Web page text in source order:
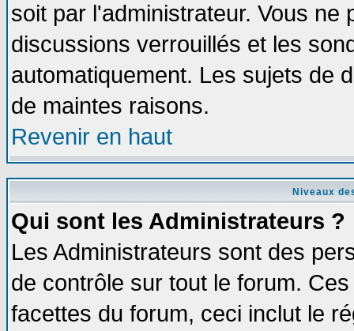
soit par l'administrateur. Vous
discussions verrouillés et les
automatiquement. Les sujets de
de maintes raisons.
Revenir en haut
Niveaux
Qui sont les Administrateurs ?
Les Administrateurs sont des
de contrôle sur tout le forum.
facettes du forum, ceci inclut le